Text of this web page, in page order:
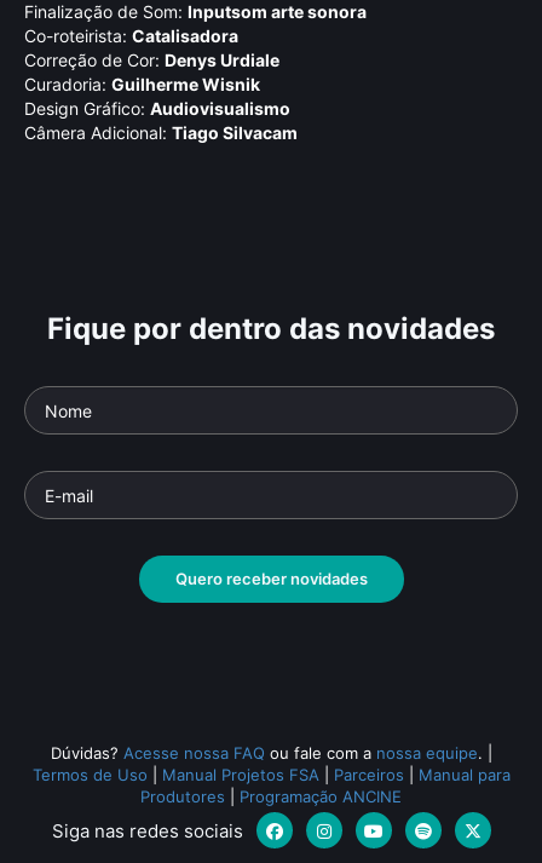
Finalização de Som: Inputsom arte sonora
Co-roteirista: Catalisadora
Correção de Cor: Denys Urdiale
Curadoria: Guilherme Wisnik
Design Gráfico: Audiovisualismo
Câmera Adicional: Tiago Silvacam
Fique por dentro das novidades
Quero receber novidades
Dúvidas? Acesse nossa FAQ ou fale com a nossa equipe.
Termos de Uso
Manual Projetos FSA Parceiros
Manual para
Produtores
Programação ANCINE
Siga nas redes sociais